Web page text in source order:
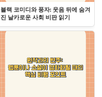
블랙 코미디와 풍자: 웃음 뒤에 숨겨
진 날카로운 사회 비판 읽기